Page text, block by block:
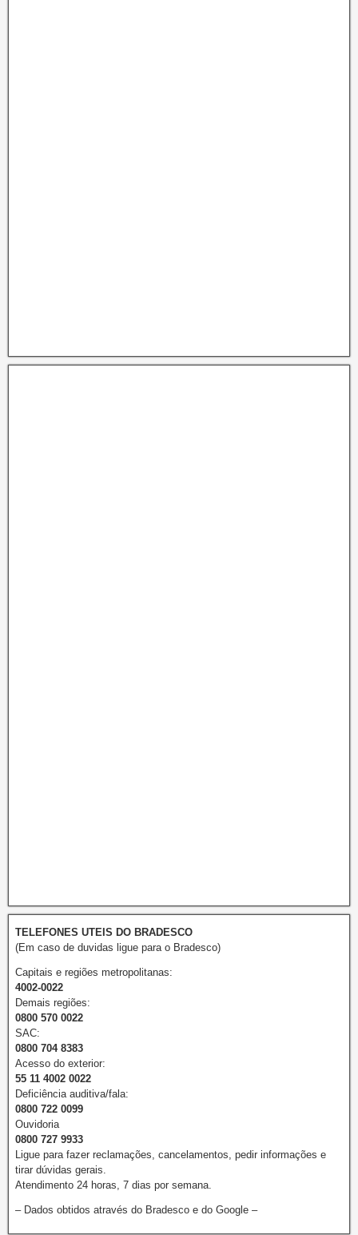
TELEFONES UTEIS DO BRADESCO
(Em caso de duvidas ligue para o Bradesco)
Capitais e regiões metropolitanas:
4002-0022
Demais regiões:
0800 570 0022
SAC:
0800 704 8383
Acesso do exterior:
55 11 4002 0022
Deficiência auditiva/fala:
0800 722 0099
Ouvidoria
0800 727 9933
Ligue para fazer reclamações, cancelamentos, pedir informações e
tirar dúvidas gerais.
Atendimento 24 horas, 7 dias por semana.
– Dados obtidos através do Bradesco e do Google –